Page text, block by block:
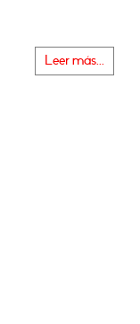
Leer más...